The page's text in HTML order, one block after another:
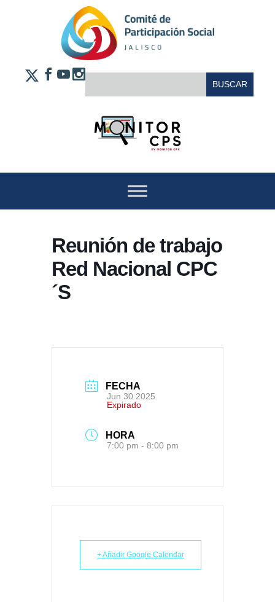
Reunión de trabajo
Red Nacional CPC
´S
FECHA
Jun 30 2025
Expirado
HORA
7:00 pm - 8:00 pm
+ Añadir Google Calendar